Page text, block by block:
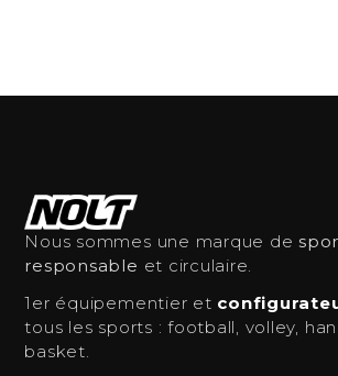
Nous sommes une marque de
responsable et circulaire.
1er équipementier et
tous les sports : football, volley,
basket.